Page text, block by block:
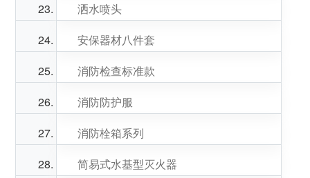
洒水喷头
安保器材八件套
消防检查标准款
消防防护服
消防栓箱系列
简易式水基型灭火器